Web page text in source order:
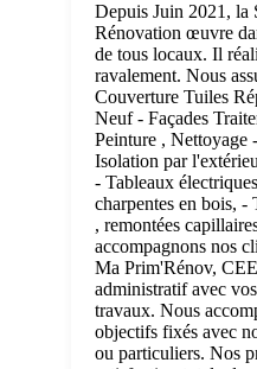
Depuis Juin 2021, la
Rénovation œuvre
de tous locaux. Il
ravalement. Nous
Couverture Tuiles
Neuf - Façades
Peinture , Nettoyage
Isolation par
- Tableaux
charpentes en bois, -
, remontées
accompagnons nos
Ma Prim'Rénov,
administratif avec
travaux. Nous
objectifs fixés avec
ou particuliers. Nos